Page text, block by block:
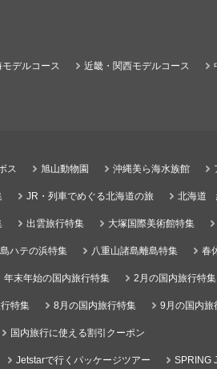
モデルコース 近畿・関西モデルコース
ス 旭山動物園 沖縄美ら海水族館
JR・列車でめぐる北海道の旅 北海道
出雲旅行特集 大塚国際美術館特集
ハテの浜特集 八重山諸島離島特集 春
年末年始の国内旅行特集 2月の国内旅行特集
特集 8月の国内旅行特集 9月の国内旅
国内旅行に使える割引クーポン
Jetstarで行くパッケージツアー SPRING